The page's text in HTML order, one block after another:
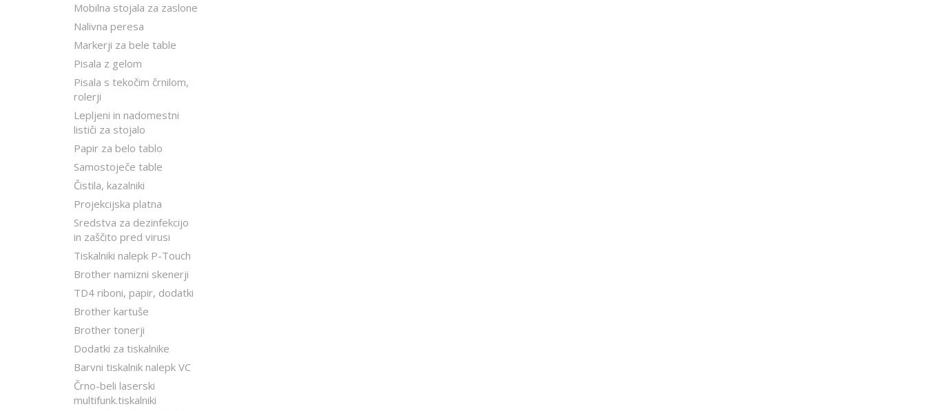
Mobilna stojala za zaslone
Nalivna peresa
Markerji za bele table
Pisala z gelom
Pisala s tekočim črnilom,
rolerji
Lepljeni in nadomestni
lističi za stojalo
Papir za belo tablo
Samostoječe table
Čistila, kazalniki
Projekcijska platna
Sredstva za dezinfekcijo
in zaščito pred virusi
Tiskalniki nalepk P-Touch
Brother namizni skenerji
TD4 riboni, papir, dodatki
Brother kartuše
Brother tonerji
Dodatki za tiskalnike
Barvni tiskalnik nalepk VC
Črno-beli laserski
multifunk.tiskalniki